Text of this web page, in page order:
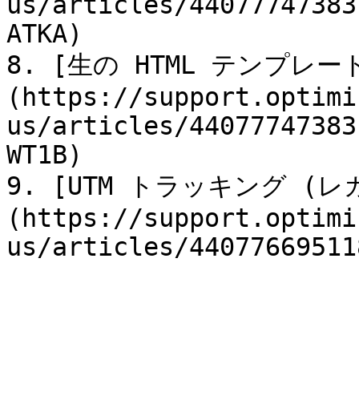
ATKA)
8. [生の HTML テンプレー
(https://
us/articles/
WT1B)
9. [UTM トラッキング (レ
(https://